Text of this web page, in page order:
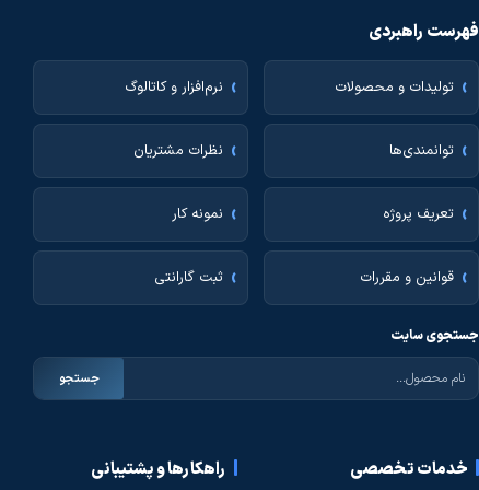
فهرست راهبردی
تولیدات و محصولات نرم‌افزار و کاتالوگ
توانمندی‌ها نظرات مشتریان
تعریف پروژه نمونه کار
قوانین و مقررات ثبت گارانتی
جستجوی سایت
جستجو
خدمات تخصصی راهکارها و پشتیبانی